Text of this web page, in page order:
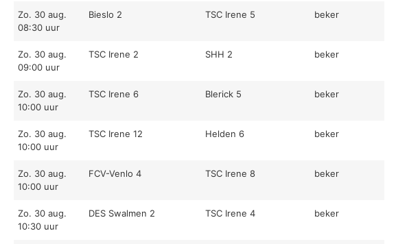
Zo. 30 aug.
08:30 uur
Bieslo 2 TSC Irene 5 beker
Zo. 30 aug.
09:00 uur
TSC Irene 2 SHH 2 beker
Zo. 30 aug.
10:00 uur
TSC Irene 6 Blerick 5 beker
Zo. 30 aug.
10:00 uur
TSC Irene 12 Helden 6 beker
Zo. 30 aug.
10:00 uur
FCV-Venlo 4 TSC Irene 8 beker
Zo. 30 aug.
10:30 uur
DES Swalmen 2 TSC Irene 4 beker